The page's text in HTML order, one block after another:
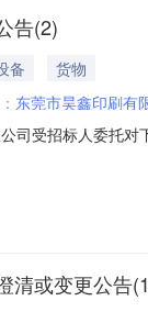
告(2)
备
货物
东莞市昊鑫印刷有
司受招标人委托
清或变更公告